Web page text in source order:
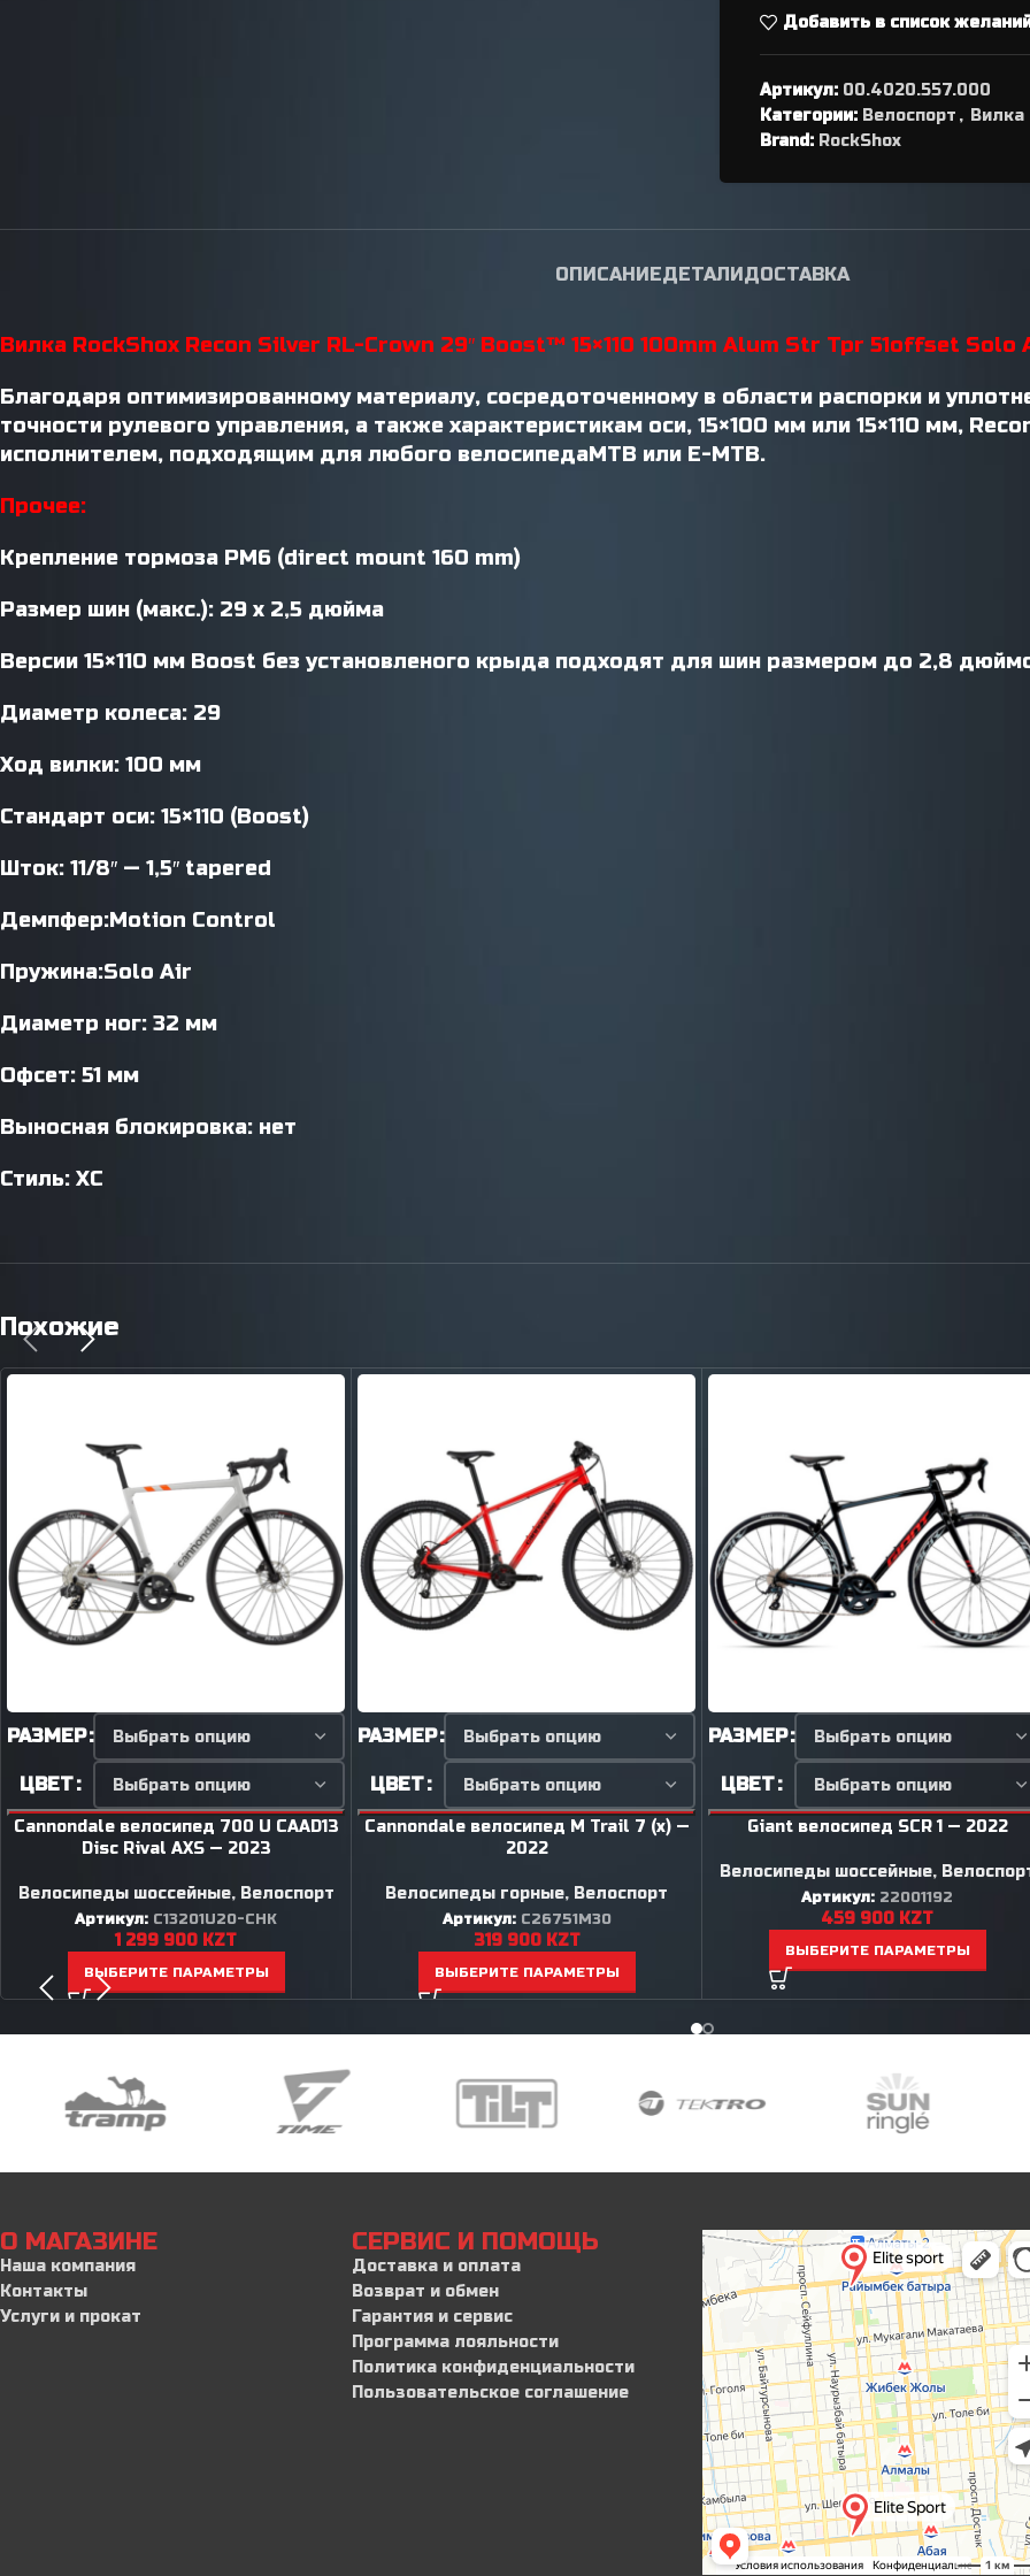
переключателя
Петухи
Добавить в список
Артикул: 00.4020.557.000
Категории: Велоспорт ,
Brand: RockShox
ОПИСАНИЕДЕТАЛИДОСТАВКА
Вилка RockShox Recon Silver RL-Crown 29″ Boost™ 15×110 100mm Alum Str Tpr 51offset Solo
Благодаря оптимизированному материалу, сосредоточенному в области распорки и
точности рулевого управления, а также характеристикам оси, 15×100 мм или 15×110 мм,
исполнителем, подходящим для любого велосипедаMTB или E-MTB.
Прочее:
Крепление тормоза PM6 (direct mount 160 mm)
Размер шин (макс.): 29 x 2,5 дюйма
Версии 15×110 мм Boost без установленого крыда подходят для шин размером до 2,8
Диаметр колеса: 29
Ход вилки: 100 мм
Стандарт оси: 15×110 (Boost)
Шток: 11/8″ — 1,5″ tapered
Демпфер:Motion Control
Пружина:Solo Air
Диаметр ног: 32 мм
Офсет: 51 мм
Выносная блокировка: нет
Стиль: XC
Похожие
РАЗМЕР
ЦВЕТ
Cannondale велосипед 700 U CAAD13
Disc Rival AXS — 2023
Велосипеды шоссейные, Велоспорт
Артикул: C13201U20-CHK
1 299 900 KZT
ВЫБЕРИТЕ ПАРАМЕТРЫ
РАЗМЕР
ЦВЕТ
Cannondale велосипед M Trail 7 (x) —
2022
Велосипеды горные, Велоспорт
Артикул: C26751M30
319 900 KZT
ВЫБЕРИТЕ ПАРАМЕТРЫ
РАЗМЕР
ЦВЕТ
Giant велосипед SCR 1 — 2022
Велосипеды шоссейные,
Артикул: 22001192
459 900 KZT
ВЫБЕРИТЕ ПАРАМЕТРЫ
О МАГАЗИНЕ
Наша компания
Контакты
Услуги и прокат
СЕРВИС И ПОМОЩЬ
Доставка и оплата
Возврат и обмен
Гарантия и сервис
Программа лояльности
Политика конфиденциальности
Пользовательское соглашение